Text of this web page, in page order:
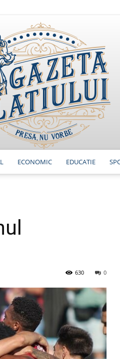
ECONOMIC EDUCATIE
0
630